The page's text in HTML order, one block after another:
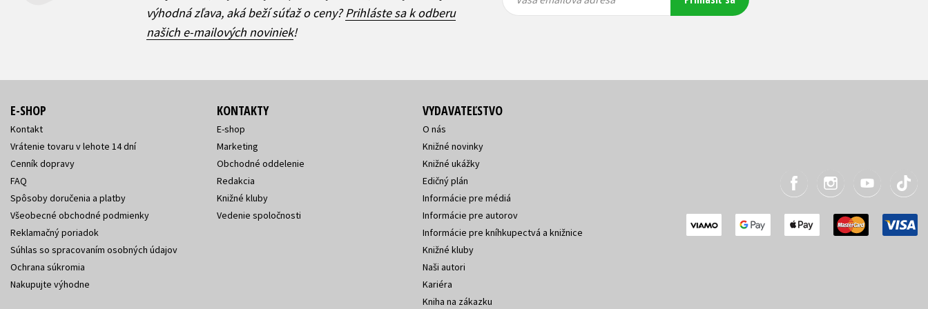
výhodná zľava, aká beží súťaž o ceny?Prihláste sa k odberu
našich e-mailových noviniek!
E-SHOP
Kontakt
Vrátenie tovaru v lehote 14 dní
Cenník dopravy
FAQ
Spôsoby doručenia a platby
Všeobecné obchodné podmienky
Reklamačný poriadok
Súhlas so spracovaním osobných údajov
Ochrana súkromia
Nakupujte výhodne
KONTAKTY
E-shop
Marketing
Obchodné oddelenie
Redakcia
Knižné kluby
Vedenie spoločnosti
VYDAVATEĽSTVO
O nás
Knižné novinky
Knižné ukážky
Edičný plán
Informácie pre médiá
Informácie pre autorov
Informácie pre kníhkupectvá a knižnice
Knižné kluby
Naši autori
Kariéra
Kniha na zákazku